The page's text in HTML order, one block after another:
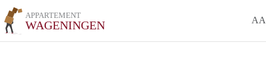
APPARTEMENT
WAGENINGEN